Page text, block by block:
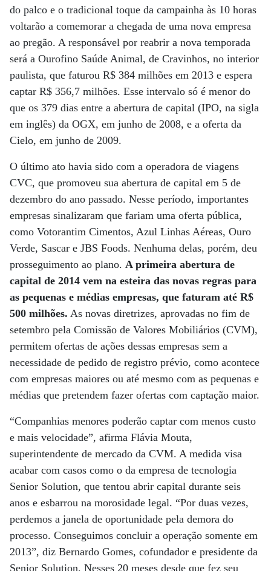
do palco e o tradicional toque da campainha às 10 horas
voltarão a comemorar a chegada de uma nova empresa
ao pregão. A responsável por reabrir a nova temporada
será a Ourofino Saúde Animal, de Cravinhos, no interior
paulista, que faturou R$ 384 milhões em 2013 e espera
captar R$ 356,7 milhões. Esse intervalo só é menor do
que os 379 dias entre a abertura de capital (IPO, na sigla
em inglês) da OGX, em junho de 2008, e a oferta da
Cielo, em junho de 2009.
O último ato havia sido com a operadora de viagens
CVC, que promoveu sua abertura de capital em 5 de
dezembro do ano passado. Nesse período, importantes
empresas sinalizaram que fariam uma oferta pública,
como Votorantim Cimentos, Azul Linhas Aéreas, Ouro
Verde, Sascar e JBS Foods. Nenhuma delas, porém, deu
prosseguimento ao plano. A primeira abertura de
capital de 2014 vem na esteira das novas regras para
as pequenas e médias empresas, que faturam até R$
500 milhões. As novas diretrizes, aprovadas no fim de
setembro pela Comissão de Valores Mobiliários (CVM),
permitem ofertas de ações dessas empresas sem a
necessidade de pedido de registro prévio, como acontece
com empresas maiores ou até mesmo com as pequenas e
médias que pretendem fazer ofertas com captação maior.
“Companhias menores poderão captar com menos custo
e mais velocidade”, afirma Flávia Mouta,
superintendente de mercado da CVM. A medida visa
acabar com casos como o da empresa de tecnologia
Senior Solution, que tentou abrir capital durante seis
anos e esbarrou na morosidade legal. “Por duas vezes,
perdemos a janela de oportunidade pela demora do
processo. Conseguimos concluir a operação somente em
2013”, diz Bernardo Gomes, cofundador e presidente da
Senior Solution. Nesses 20 meses desde que fez seu